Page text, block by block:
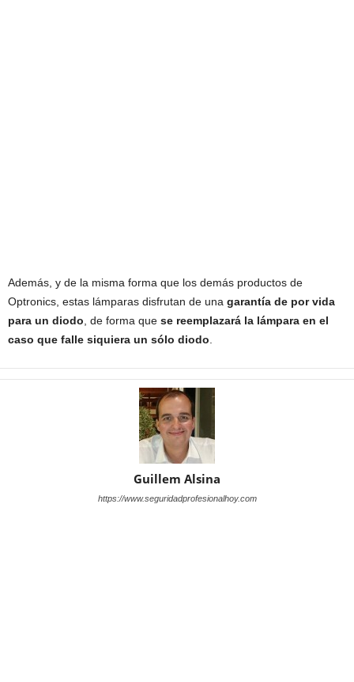
Además, y de la misma forma que los demás productos de
Optronics, estas lámparas disfrutan de una garantía de por vida
para un diodo , de forma que se reemplazará la lámpara en el
caso que falle siquiera un sólo diodo
Guillem Alsina
https://www.seguridadprofesionalhoy.com